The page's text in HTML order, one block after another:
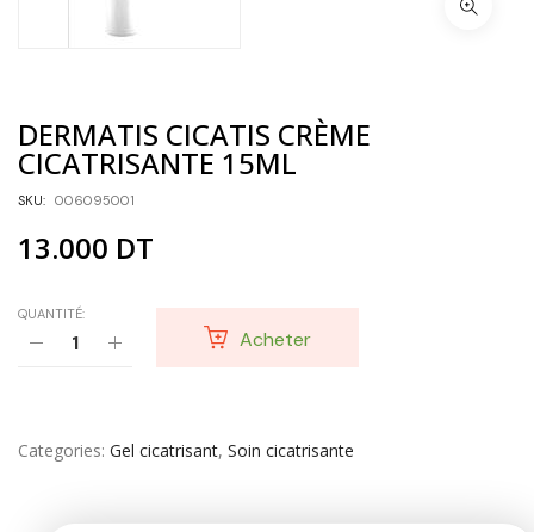
DERMATIS CICATIS CRÈME
CICATRISANTE 15ML
SKU: 006095001
13.000 DT
QUANTITÉ:
Acheter
Categories Gel cicatrisant, Soin cicatrisante